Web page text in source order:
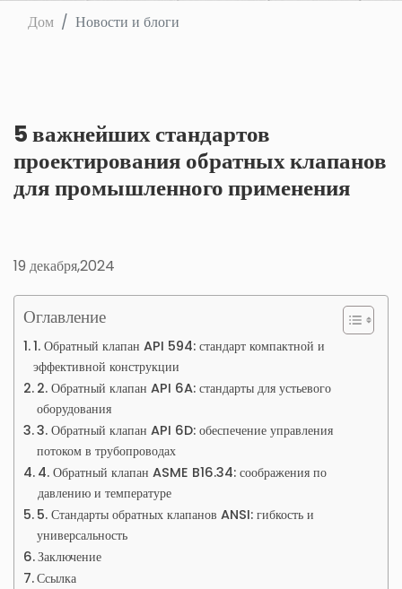
Дом Новости и блоги
5 важнейших стандартов
проектирования обратных клапанов
для промышленного применения
19 декабря,2024
Оглавление
1. Обратный клапан API 594: стандарт компактной и
эффективной конструкции
2. Обратный клапан API 6A: стандарты для устьевого
оборудования
3. Обратный клапан API 6D: обеспечение управления
потоком в трубопроводах
4. Обратный клапан ASME B16.34: соображения по
давлению и температуре
5. Стандарты обратных клапанов ANSI: гибкость и
универсальность
Заключение
Ссылка